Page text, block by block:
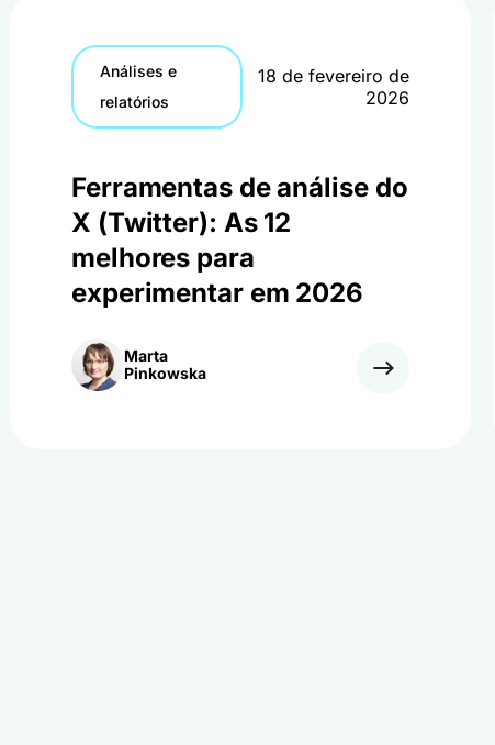
Análises e
relatórios
18 de fevereiro de
2026
Ferramentas de análise do
X (Twitter): As 12
melhores para
experimentar em 2026
Marta
Pinkowska